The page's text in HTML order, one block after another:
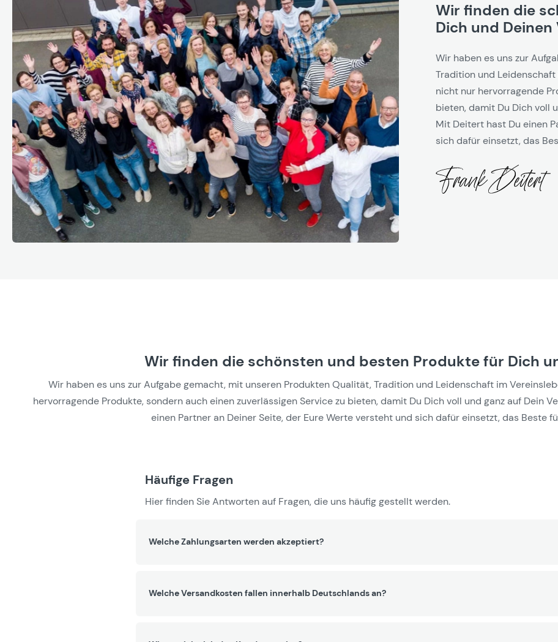
Wir finden die
Dich und Deinen
Wir haben es uns zur
Tradition und
nicht nur hervorragende
bieten, damit Du Dich voll
Mit Deitert hast Du einen
sich dafür einsetzt, das
Wir finden die schönsten und besten Produkte für Dich
Wir haben es uns zur Aufgabe gemacht, mit unseren Produkten Qualität, Tradition und Leidenschaft im
hervorragende Produkte, sondern auch einen zuverlässigen Service zu bieten, damit Du Dich voll und ganz auf Dein
einen Partner an Deiner Seite, der Eure Werte versteht und sich dafür einsetzt, das Beste
Häufige Fragen
Hier finden Sie Antworten auf Fragen, die uns häufig gestellt werden.
Welche Zahlungsarten werden akzeptiert?
Welche Versandkosten fallen innerhalb Deutschlands an?